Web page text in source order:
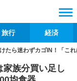
旅行 経済
たら迷わずカゴIN！「こ
家族分買い足し